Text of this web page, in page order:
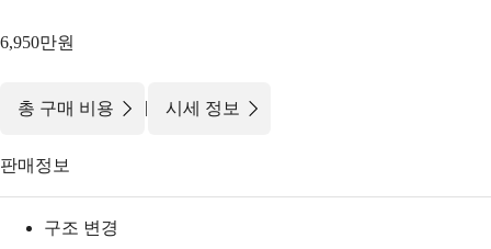
6,950만원
총 구매 비용 | 시세 정보
판매정보
구조 변경